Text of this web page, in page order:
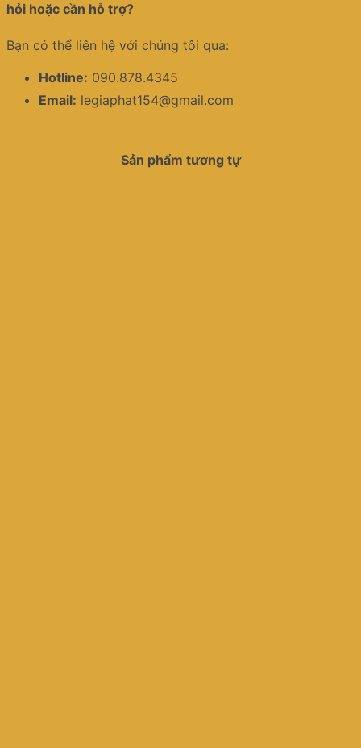
hỏi hoặc cần hỗ trợ?
Bạn có thể liên hệ với chúng tôi qua:
Hotline: 090.878.4345
Email: legiaphat154@gmail.com
Sản phẩm tương tự